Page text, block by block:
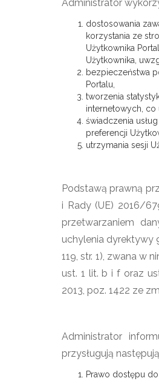
Administrator
dostosowania
korzystania ze
Użytkownika
Użytkownika,
bezpieczeństwa
Portalu,
tworzenia
internetowych, co
świadczenia
preferencji
utrzymania sesji
Podstawą prawną
i Rady (UE) 2016/
przetwarzaniem
uchylenia dyrektywy
119, str. 1), zwana w
ust. 1 lit. b i f oraz
2013, poz. 1422 ze
Administrator
przysługują
Prawo dostępu